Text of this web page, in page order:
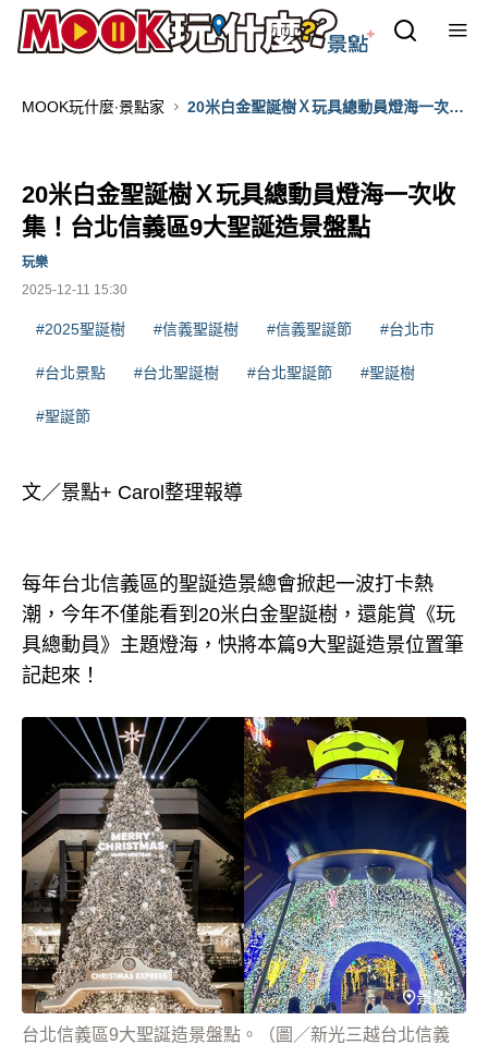
MOOK玩什麼‧景點家
20米白金聖誕樹Ｘ玩具總動員燈海一次收
20米白金聖誕樹Ｘ玩具總動員燈海一次收
集！台北信義區9大聖誕造景盤點
2025-12-11 15:30
玩樂
#2025聖誕樹 #信義聖誕樹 #信義聖誕節 #台北市
#台北景點 #台北聖誕樹 #台北聖誕節 #聖誕樹
#聖誕節
文／景點+ Carol整理報導
每年台北信義區的聖誕造景總會掀起一波打卡熱
潮，今年不僅能看到20米白金聖誕樹，還能賞《玩
具總動員》主題燈海，快將本篇9大聖誕造景位置筆
記起來！
台北信義區9大聖誕造景盤點。（圖／新光三越台北信義